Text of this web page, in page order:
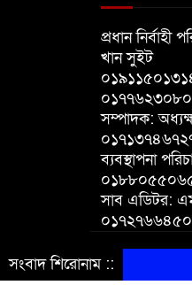
প্রধান
খান সুইট
সম্পাদক:
ব্যবস্থাপনা
সাব এডিটর:
© সর্বস্বত্ব
সংবাদ শিরোনাম ::